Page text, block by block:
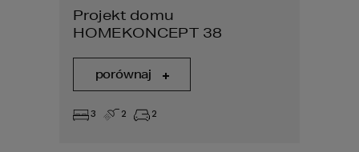
Projekt domu
HOMEKONCEPT 38
porównaj
3 2 2